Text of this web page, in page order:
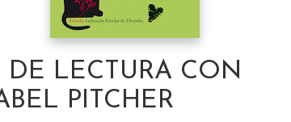
DE LECTURA CON
PITCHER